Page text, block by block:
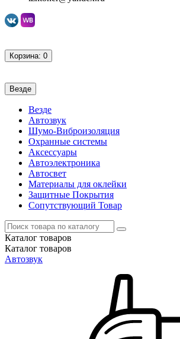
Корзина: 0
Везде
Везде
Автозвук
Шумо-Виброизоляция
Охранные системы
Аксессуары
Автоэлектроника
Автосвет
Материалы для оклейки
Защитные Покрытия
Сопутствующий Товар
Каталог товаров
Каталог товаров
Автозвук